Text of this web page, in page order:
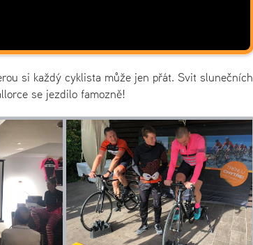
si každý cyklista může jen přát. Svit slunečních
se jezdilo famozně!